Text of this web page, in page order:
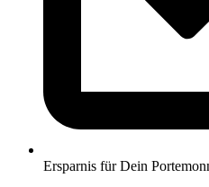
Ersparnis für Dein